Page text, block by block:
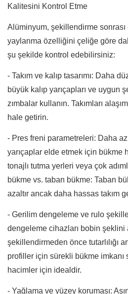
Kalitesini Kontrol Etme
Alüminyum, şekillendirme
yaylanma özelliğini çeliğe göre
şu şekilde kontrol edebilirsiniz:
- Takım ve kalıp tasarımı: Daha
büyük kalıp yarıçapları ve uygun
zımbalar kullanın. Takımları
hale getirin.
- Pres freni parametreleri: Daha
yarıçaplar elde etmek için bükme
tonajlı tutma yerleri veya çok
bükme vs. taban bükme: Taban
azaltır ancak daha hassas takım
- Gerilim dengeleme ve rulo
dengeleme cihazları bobin şeklini
şekillendirmeden önce tutarlılığı
profiller için sürekli bükme imkanı
hacimler için idealdir.
- Yağlama ve yüzey koruması: